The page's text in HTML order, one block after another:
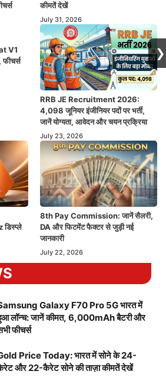
कीमतें देखें
July 31, 2026
V1
RRB JE Recruitment 2026:
4,098 जूनियर इंजीनियर पदों पर भर्ती,
जानें योग्यता, आवेदन और चयन प्रक्रिया
July 23, 2026
8th Pay Commission: जानें सैलरी,
DA और फिटमेंट फैक्टर से जुड़ी नई
जानकारी
July 22, 2026
Galaxy F70 Pro 5G भारत में
लॉन्च: जानें कीमत, 6,000mAh बैटरी और
फीचर्स
Price Today: भारत में सोने के 24-
और 22-कैरेट सोने की ताज़ा कीमतें देखें
❯